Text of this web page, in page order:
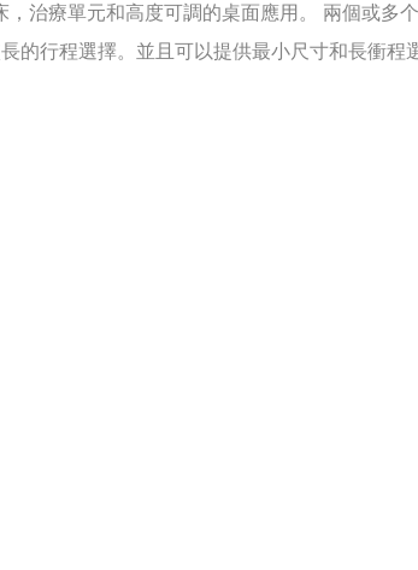
治療單元和高度可調的桌面應用。
兩個或多
的行程選擇。並且可以提供最小尺寸和長衝程